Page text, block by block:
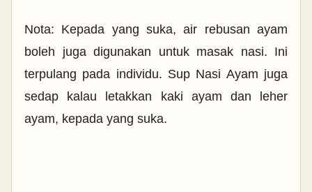
Nota: Kepada yang suka, air rebusan ayam
boleh juga digunakan untuk masak nasi. Ini
terpulang pada individu. Sup Nasi Ayam juga
sedap kalau letakkan kaki ayam dan leher
ayam, kepada yang suka.